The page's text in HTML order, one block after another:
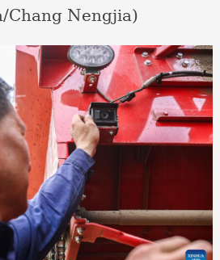
Chang Nengjia)